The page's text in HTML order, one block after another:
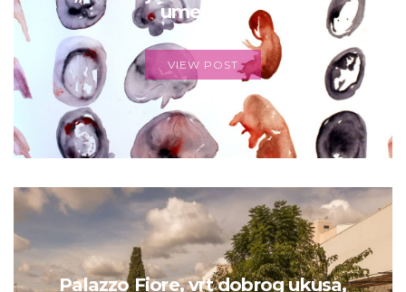
umetnika
VIEW POST
Palazzo Fiore, vrt dobrog ukusa,